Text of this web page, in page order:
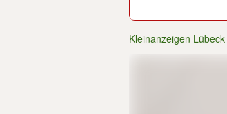
Kleinanzeigen Lübeck